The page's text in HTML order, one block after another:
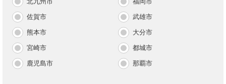
佐賀市 武雄市
熊本市 大分市
宮崎市 都城市
鹿児島市 那覇市